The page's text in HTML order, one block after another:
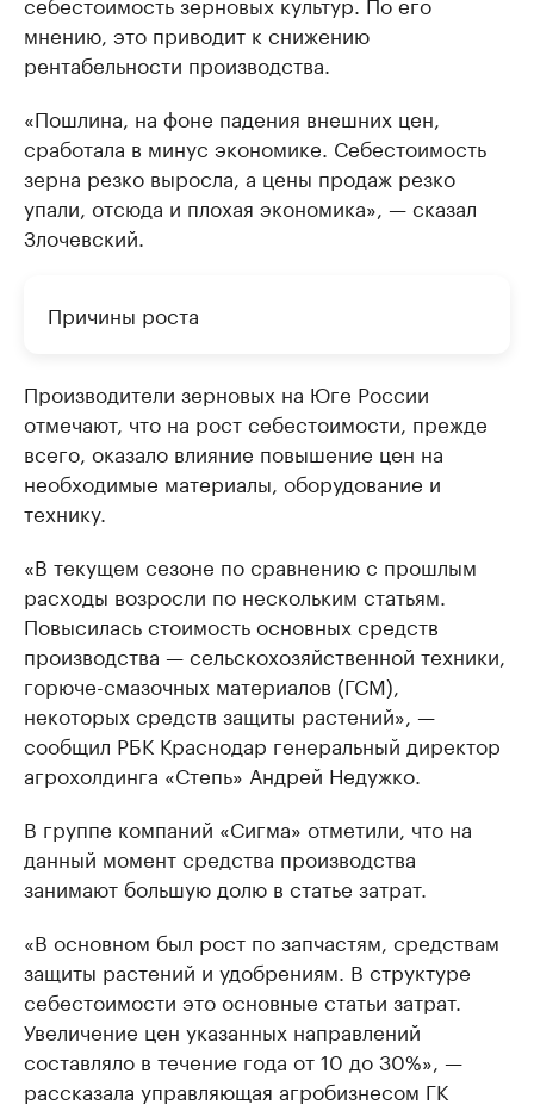
мнению, это приводит к снижению
рентабельности производства.
«Пошлина, на фоне падения внешних цен,
сработала в минус экономике. Себестоимость
зерна резко выросла, а цены продаж резко
упали, отсюда и плохая экономика», — сказал
Злочевский.
Причины роста
Производители зерновых на Юге России
отмечают, что на рост себестоимости, прежде
всего, оказало влияние повышение цен на
необходимые материалы, оборудование и
технику.
«В текущем сезоне по сравнению с прошлым
расходы возросли по нескольким статьям.
Повысилась стоимость основных средств
производства — сельскохозяйственной техники,
горюче-смазочных материалов (ГСМ),
некоторых средств защиты растений», —
сообщил РБК Краснодар генеральный директор
агрохолдинга «Степь» Андрей Недужко.
В группе компаний «Сигма» отметили, что на
данный момент средства производства
занимают большую долю в статье затрат.
«В основном был рост по запчастям, средствам
защиты растений и удобрениям. В структуре
себестоимости это основные статьи затрат.
Увеличение цен указанных направлений
составляло в течение года от 10 до 30%», —
рассказала управляющая агробизнесом ГК